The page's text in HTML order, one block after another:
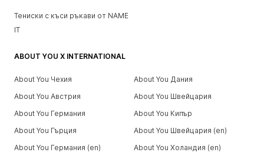
Тениски с къси ръкави от NAME
IT
ABOUT YOU X INTERNATIONAL
About You Чехия
About You Дания
About You Австрия
About You Швейцария
About You Германия
About You Кипър
About You Гърция
About You Швейцария (en)
About You Германия (en)
About You Холандия (en)